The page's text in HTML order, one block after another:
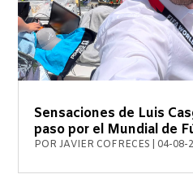
Sensaciones de Luis
paso por el Mundial de
PORJAVIER COFRECES 04-08-